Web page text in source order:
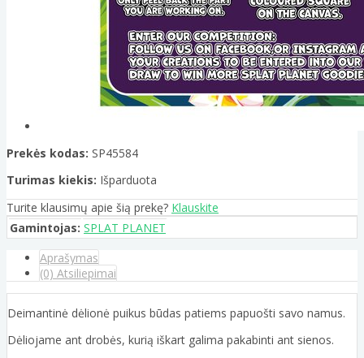
Prekės kodas: SP45584
Turimas kiekis: Išparduota
Turite klausimų apie šią prekę? Klauskite
Gamintojas: SPLAT PLANET
Aprašymas
(0) Atsiliepimai
Deimantinė dėlionė puikus būdas patiems papuošti savo namus.
Dėliojame ant drobės, kurią iškart galima pakabinti ant sienos.